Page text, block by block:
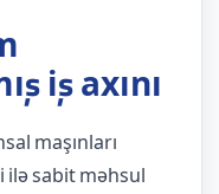
iş axını
maşınları
sabit məhsul